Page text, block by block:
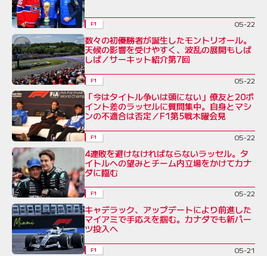
F1 05-22
数々の初優勝者が誕生したモントリオール。
天候の影響を受けやすく、波乱の展開もしば
しば／サーキット紹介第7回
F1 05-22
「今はタイトル争いは頭にない」僚友と20ポ
イント差のラッセルに質問集中。自身とマシ
ンの不適合は否定／F1第5戦木曜会見
F1 05-22
4連敗を避けなければならないラッセル。タ
イトルへの望みとチーム内立場をかけてカナ
ダに臨む
F1 05-22
キャデラック、アップデートにより前進した
マイアミで手応えを掴む。カナダでも新パー
ツ投入へ
F1 05-21